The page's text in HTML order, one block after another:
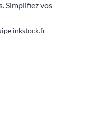
Simplifiez vos
inkstock.fr